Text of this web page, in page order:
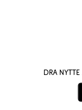
Dra nytte